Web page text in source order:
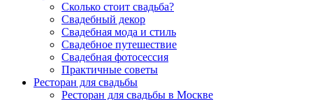
Сколько стоит свадьба?
Свадебный декор
Свадебная мода и стиль
Свадебное путешествие
Свадебная фотосессия
Практичные советы
Ресторан для свадьбы
Ресторан для свадьбы в Москве